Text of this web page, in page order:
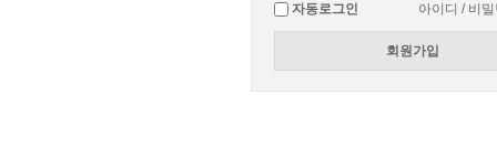
자동로그인 아이디 / 비
회원가입